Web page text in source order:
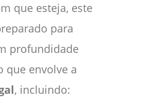
que esteja, este
para
profundidade
que envolve a
, incluindo: